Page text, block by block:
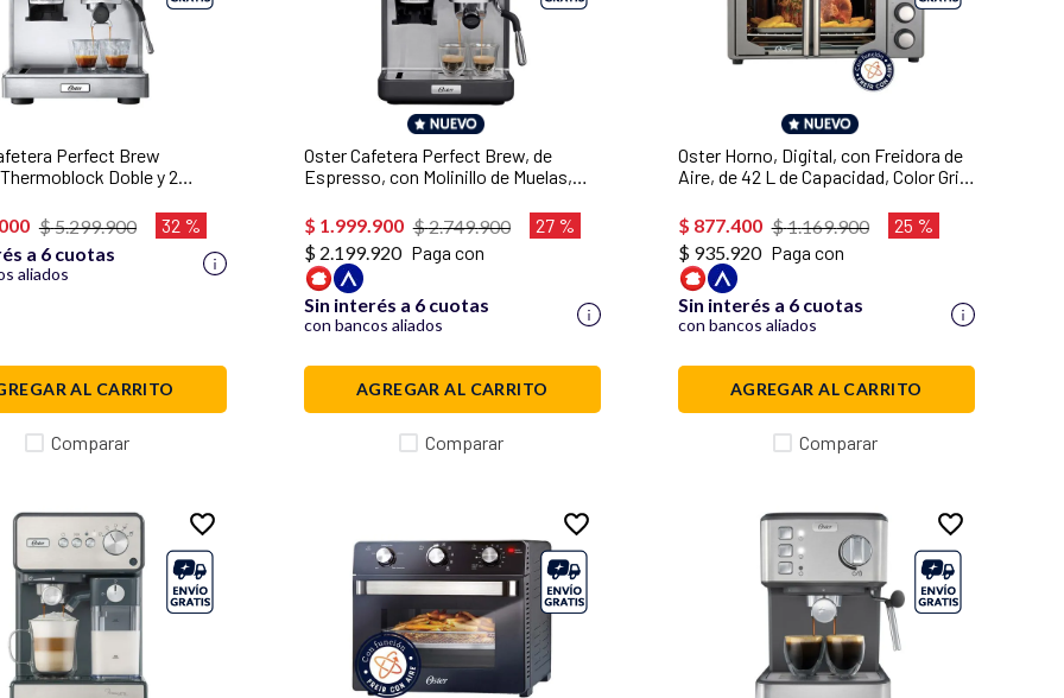
Perfect Brew
Doble y 2
Latte, Incluye Accesorios
BVSTEM7400
000 $5.299.900
32 %
a 6 cuotas
aliados
AL CARRITO
Comparar
Oster Cafetera Perfect Brew, de
Espresso, con Molinillo de Muelas,
filtro de 58 mm, BVSTEM7301
$ 1.999.900 $2.749.900
27 %
$ 2.199.920 Paga con
Sin interés a 6 cuotas
con bancos aliados
AGREGAR AL CARRITO
Comparar
Oster Horno, Digital, con Freidora de
Aire, de 42 L de Capacidad, Color Gris,
$ 877.400 $1.169.900
25 %
$ 935.920 Paga con
Sin interés a 6 cuotas
con bancos aliados
AGREGAR AL CARRITO
Comparar